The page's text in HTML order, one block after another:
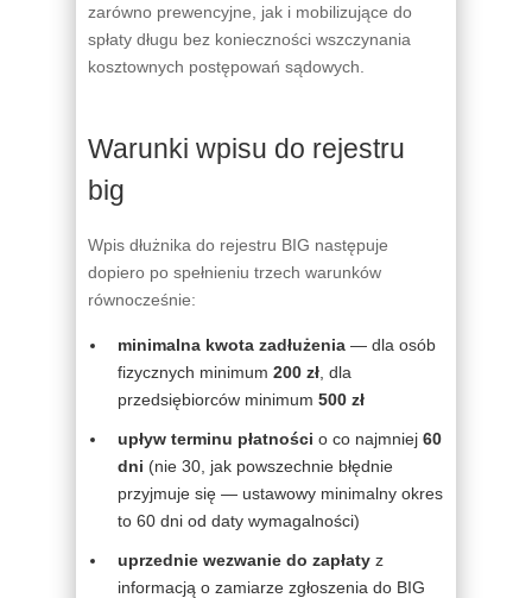
zarówno prewencyjne, jak i mobilizujące do
spłaty długu bez konieczności wszczynania
kosztownych postępowań sądowych.
Warunki wpisu do rejestru
big
Wpis dłużnika do rejestru BIG następuje
dopiero po spełnieniu trzech warunków
równocześnie:
minimalna kwota zadłużenia — dla osób
fizycznych minimum 200 zł , dla
przedsiębiorców minimum 500 zł
upływ terminu płatności o co najmniej 60
dni (nie 30, jak powszechnie błędnie
przyjmuje się — ustawowy minimalny okres
to 60 dni od daty wymagalności)
uprzednie wezwanie do zapłaty z
informacją o zamiarze zgłoszenia do BIG